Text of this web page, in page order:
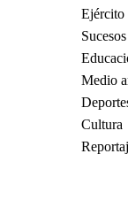
Ejército
Sucesos
Medio
Cultura